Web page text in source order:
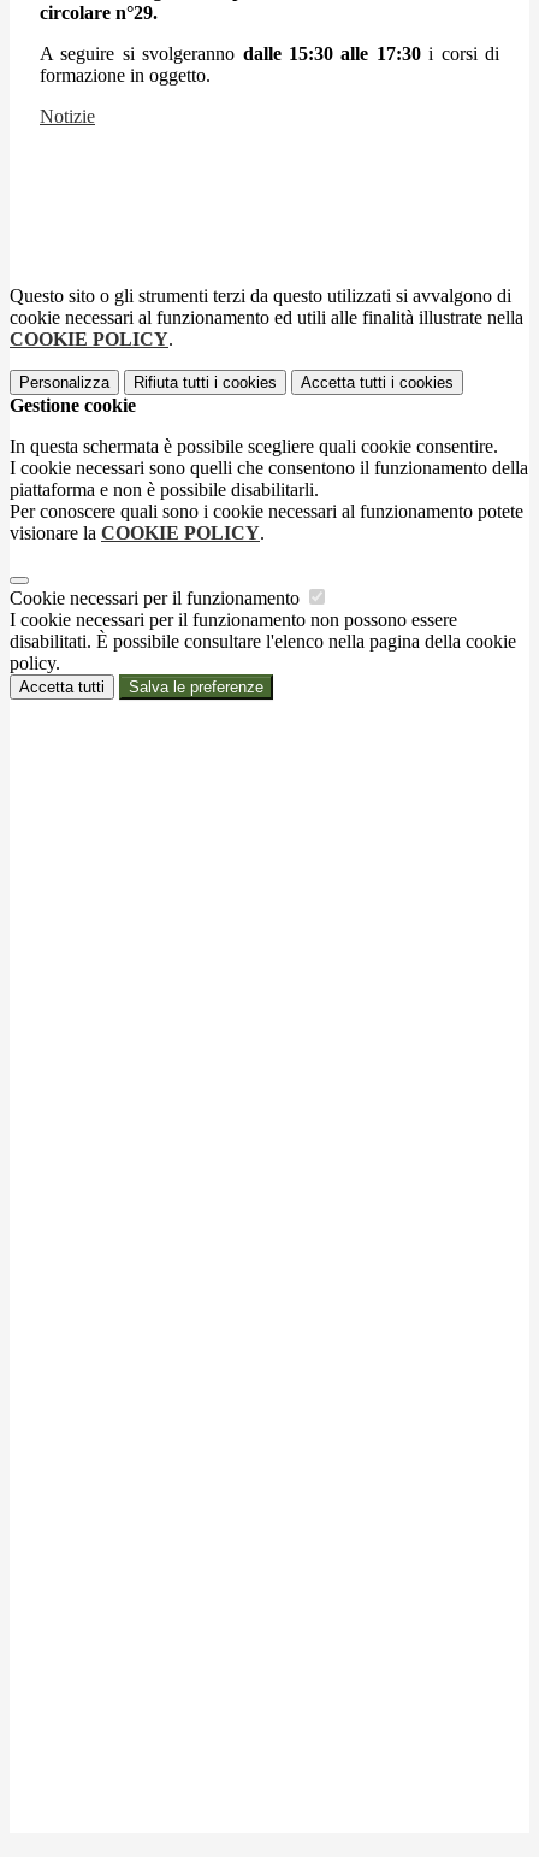
circolare n°29.
A seguire si svolgeranno dalle 15:30 alle 17:30i corsi di
formazione in oggetto.
Notizie
Questo sito o gli strumenti terzi da questo utilizzati si avvalgono di
cookie necessari al funzionamento ed utili alle finalità illustrate nella
COOKIE POLICY.
Personalizza Rifiuta tutti i cookies Accetta tutti i cookies
Gestione cookie
In questa schermata è possibile scegliere quali cookie consentire.
I cookie necessari sono quelli che consentono il funzionamento della
piattaforma e non è possibile disabilitarli.
Per conoscere quali sono i cookie necessari al funzionamento potete
visionare la COOKIE POLICY.
Cookie necessari per il funzionamento
I cookie necessari per il funzionamento non possono essere
disabilitati. È possibile consultare l'elenco nella pagina della cookie
policy.
Accetta tutti Salva le preferenze